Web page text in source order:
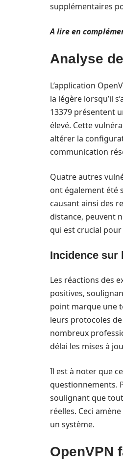
supplémentaires
A lire en
Analyse
L’application
la légère lorsqu’il
13379 présentent
élevé. Cette
altérer la
communication
Quatre autres
ont également été
causant ainsi des
distance, peuvent
qui est crucial
Incidence sur
Les réactions des
positives,
point marque une
leurs protocoles
nombreux
délai les mises à
Il est à noter que
questionnements.
soulignant que
réelles. Ceci
un système.
OpenVPN